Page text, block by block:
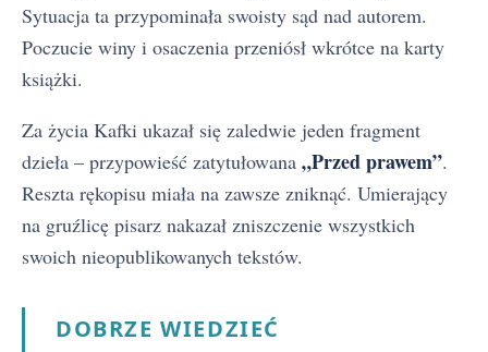
Sytuacja ta przypominała swoisty sąd nad autorem.
Poczucie winy i osaczenia przeniósł wkrótce na karty
książki.
Za życia Kafki ukazał się zaledwie jeden fragment
dzieła – przypowieść zatytułowana „Przed prawem”.
Reszta rękopisu miała na zawsze zniknąć. Umierający
na gruźlicę pisarz nakazał zniszczenie wszystkich
swoich nieopublikowanych tekstów.
DOBRZE WIEDZIEĆ